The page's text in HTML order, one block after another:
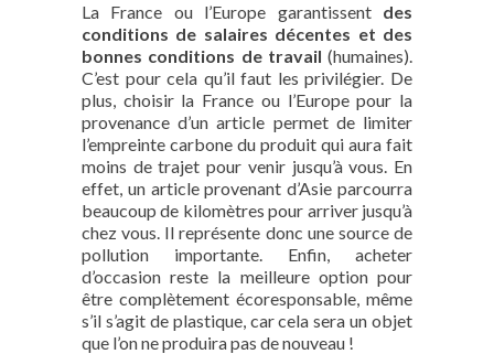
La France ou l’Europe garantissent des
conditions de salaires décentes et des
bonnes conditions de travail (humaines).
C’est pour cela qu’il faut les privilégier. De
plus, choisir la France ou l’Europe pour la
provenance d’un article permet de limiter
l’empreinte carbone du produit qui aura fait
moins de trajet pour venir jusqu’à vous. En
effet, un article provenant d’Asie parcourra
beaucoup de kilomètres pour arriver jusqu’à
chez vous. Il représente donc une source de
pollution importante. Enfin, acheter
d’occasion reste la meilleure option pour
être complètement écoresponsable, même
s’il s’agit de plastique, car cela sera un objet
que l’on ne produira pas de nouveau !